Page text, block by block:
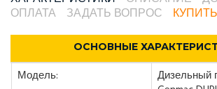
ОПЛАТА
ЗАДАТЬ ВОПРОС
ОСНОВНЫЕ
Модель:
Дизельный